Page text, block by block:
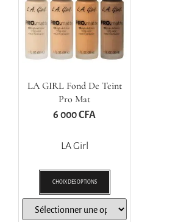
LA GIRL Fond De Teint
Pro Mat
6 000CFA
LA Girl
CHOIX DES OPTIONS